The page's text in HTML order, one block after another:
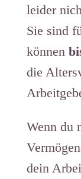
leider
Sie sind
können
die
Wenn du
dein